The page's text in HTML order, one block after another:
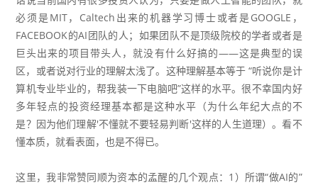
必须是MIT，Caltech出来的机器学习博士或者是GOOGLE，
FACEBOOK的AI团队的人；如果团队不是顶级院校的学者或者是
巨头出来的项目带头人，就没有什么好搞的——这是典型的误
区，或者说对行业的理解太浅了。这种理解基本等于 “听说你是计
算机专业毕业的，帮我装一下电脑吧”这样的水平。很不幸国内好
多年轻点的投资经理基本都是这种水平（为什么年纪大点的不
是？因为他们理解'不懂就不要轻易判断'这样的人生道理）。看不
懂本质，就看表面，也是不得已。
这里，我非常赞同顺为资本的孟醒的几个观点：1）所谓“做AI的”